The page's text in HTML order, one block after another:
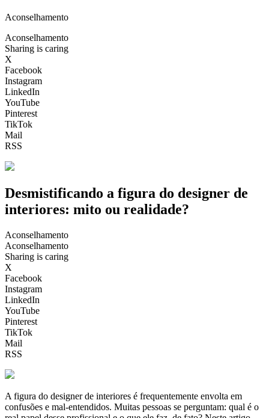
Aconselhamento
Aconselhamento
Sharing is caring
X
Facebook
Instagram
LinkedIn
YouTube
Pinterest
TikTok
Mail
RSS
Desmistificando a figura do designer de
interiores: mito ou realidade?
Aconselhamento
Aconselhamento
Sharing is caring
X
Facebook
Instagram
LinkedIn
YouTube
Pinterest
TikTok
Mail
RSS
A figura do designer de interiores é frequentemente envolta em
confusões e mal-entendidos. Muitas pessoas se perguntam: qual é o